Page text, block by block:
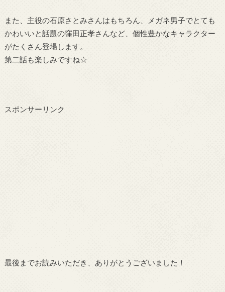
また、主役の石原さとみさんはもちろん、メガネ男子でとても
かわいいと話題の窪田正孝さんなど、個性豊かなキャラクター
がたくさん登場します。
第二話も楽しみですね☆
スポンサーリンク
最後までお読みいただき、ありがとうございました！